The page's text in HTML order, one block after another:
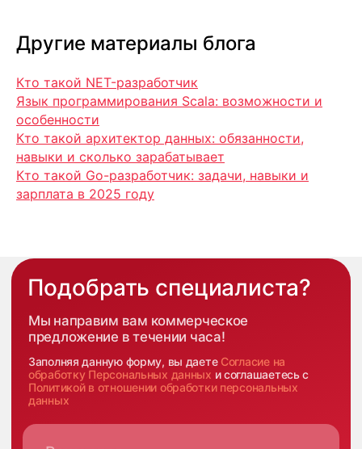
Другие материалы блога
Кто такой NET-разработчик
Язык программирования Scala: возможности и
особенности
Кто такой архитектор данных: обязанности,
навыки и сколько зарабатывает
Кто такой Go-разработчик: задачи, навыки и
зарплата в 2025 году
О нас
Экспертиза
Цены
Кейсы
Клиенты
Имплант
Блог
Кипр
Agios Georgios
Limassol, Cyprus